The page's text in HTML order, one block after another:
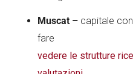
Muscat – capitale
fare
vedere le strutture